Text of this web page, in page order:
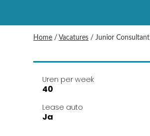
Home / Vacatures /Junior Consultant
Uren per week
40
Lease auto
Ja